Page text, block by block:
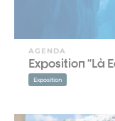
AGENDA
Exposition “Là
Exposition